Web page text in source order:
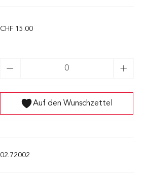
CHF 15.00
Auf den Wunschzettel
02.72002